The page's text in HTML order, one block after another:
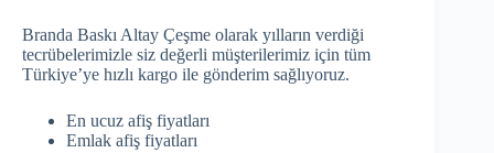
Branda Baskı Altay Çeşme olarak yılların verdiği
tecrübelerimizle siz değerli müşterilerimiz için tüm
Türkiye’ye hızlı kargo ile gönderim sağlıyoruz.
En ucuz afiş fiyatları
Emlak afiş fiyatları